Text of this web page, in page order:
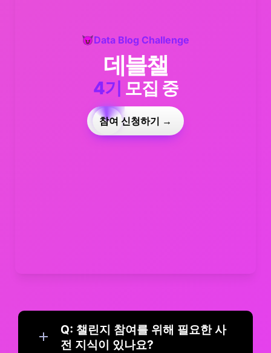
😈Data Blog Challenge
데블챌
4기 모집 중
참여 신청하기 →
Q: 챌린지 참여를 위해 필요한 사
전 지식이 있나요?